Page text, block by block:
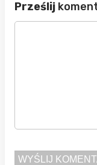
Prześlij
WYŚLIJ